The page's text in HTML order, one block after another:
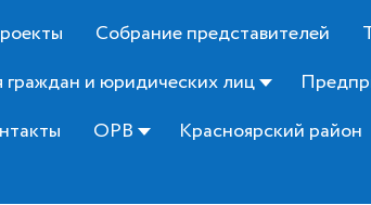
Собрание представителей
и юридических лиц
ОРВ Красноярский район